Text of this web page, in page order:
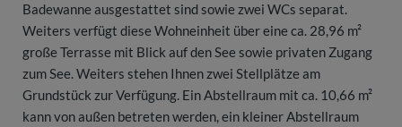
Badewanne ausgestattet sind sowie zwei WCs separat.
Weiters verfügt diese Wohneinheit über eine ca. 28,96 m²
große Terrasse mit Blick auf den See sowie privaten Zugang
zum See. Weiters stehen Ihnen zwei Stellplätze am
Grundstück zur Verfügung. Ein Abstellraum mit ca. 10,66 m²
kann von außen betreten werden, ein kleiner Abstellraum